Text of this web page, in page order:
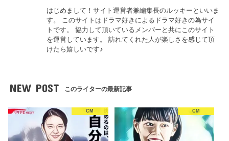
はじめまして！サイト運営者兼編集長のルッキーといいま
す。 このサイトはドラマ好きによるドラマ好きの為サイ
トです。 協力して頂いているメンバーと共にこのサイト
を運営しています。 訪れてくれた人が楽しさを感じて頂
けたら嬉しいです♪
NEW POST このライターの最新記事
CM CM